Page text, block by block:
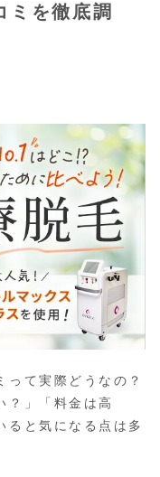
ミを徹底調
って実際どうなの？
？」「料金は高
ると気になる点は多